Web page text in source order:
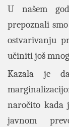
U našem
prepoznali
ostvarivanju
učiniti još
Kazala je
naročito kada
javnom